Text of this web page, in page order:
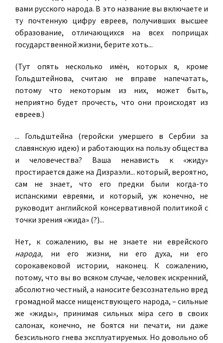
вами русского народа. В это название вы включаете и
ту почтенную цифру евреев, получивших высшее
образование, отличающихся на всех поприщах
государственной жизни, берите хоть...
(Тут опять несколько имён, которых я, кроме
Гольдштейнова, считаю не вправе напечатать,
потому что некоторым из них, может быть,
неприятно будет прочесть, что они происходят из
евреев.)
... Гольдштейна (геройски умершего в Сербии за
славянскую идею) и работающих на пользу общества
и человечества? Ваша ненависть к «жиду»
простирается даже на Дизраэли... который, вероятно,
сам не знает, что его предки были когда-то
испанскими евреями, и который, уж конечно, не
руководит английской консервативной политикой с
точки зрения «жида» (?)...
Нет, к сожалению, вы не знаете ни еврейского
народа, ни его жизни, ни его духа, ни его
сорокавековой истории, наконец. К сожалению,
потому, что вы во всяком случае, человек искренний,
абсолютно честный, а наносите безсознательно вред
громадной массе нищенствующего народа, – сильные
же «жиды», принимая сильных мiра сего в своих
салонах, конечно, не боятся ни печати, ни даже
безсильного гнева эксплуатируемых. Но довольно об